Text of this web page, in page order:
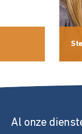
Al onze